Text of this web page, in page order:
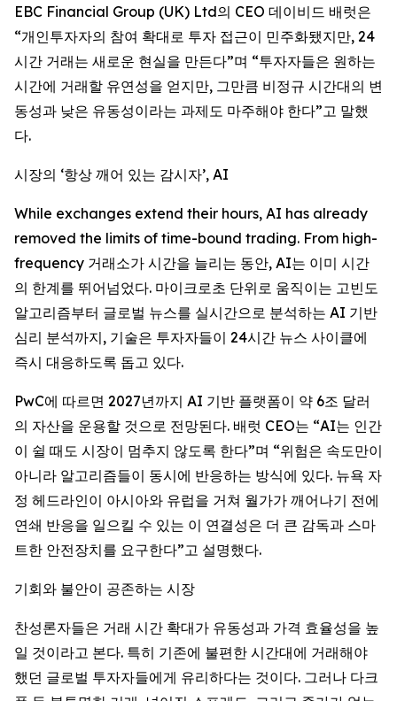
EBC Financial Group (UK) Ltd의 CEO 데이비드 배럿은
“개인투자자의 참여 확대로 투자 접근이 민주화됐지만, 24
시간 거래는 새로운 현실을 만든다”며 “투자자들은 원하는
시간에 거래할 유연성을 얻지만, 그만큼 비정규 시간대의 변
동성과 낮은 유동성이라는 과제도 마주해야 한다”고 말했
다.
시장의 ‘항상 깨어 있는 감시자’, AI
While exchanges extend their hours, AI has already
removed the limits of time-bound trading. From high-
frequency 거래소가 시간을 늘리는 동안, AI는 이미 시간
의 한계를 뛰어넘었다. 마이크로초 단위로 움직이는 고빈도
알고리즘부터 글로벌 뉴스를 실시간으로 분석하는 AI 기반
심리 분석까지, 기술은 투자자들이 24시간 뉴스 사이클에
즉시 대응하도록 돕고 있다.
PwC에 따르면 2027년까지 AI 기반 플랫폼이 약 6조 달러
의 자산을 운용할 것으로 전망된다. 배럿 CEO는 “AI는 인간
이 쉴 때도 시장이 멈추지 않도록 한다”며 “위험은 속도만이
아니라 알고리즘들이 동시에 반응하는 방식에 있다. 뉴욕 자
정 헤드라인이 아시아와 유럽을 거쳐 월가가 깨어나기 전에
연쇄 반응을 일으킬 수 있는 이 연결성은 더 큰 감독과 스마
트한 안전장치를 요구한다”고 설명했다.
기회와 불안이 공존하는 시장
찬성론자들은 거래 시간 확대가 유동성과 가격 효율성을 높
일 것이라고 본다. 특히 기존에 불편한 시간대에 거래해야
했던 글로벌 투자자들에게 유리하다는 것이다. 그러나 다크